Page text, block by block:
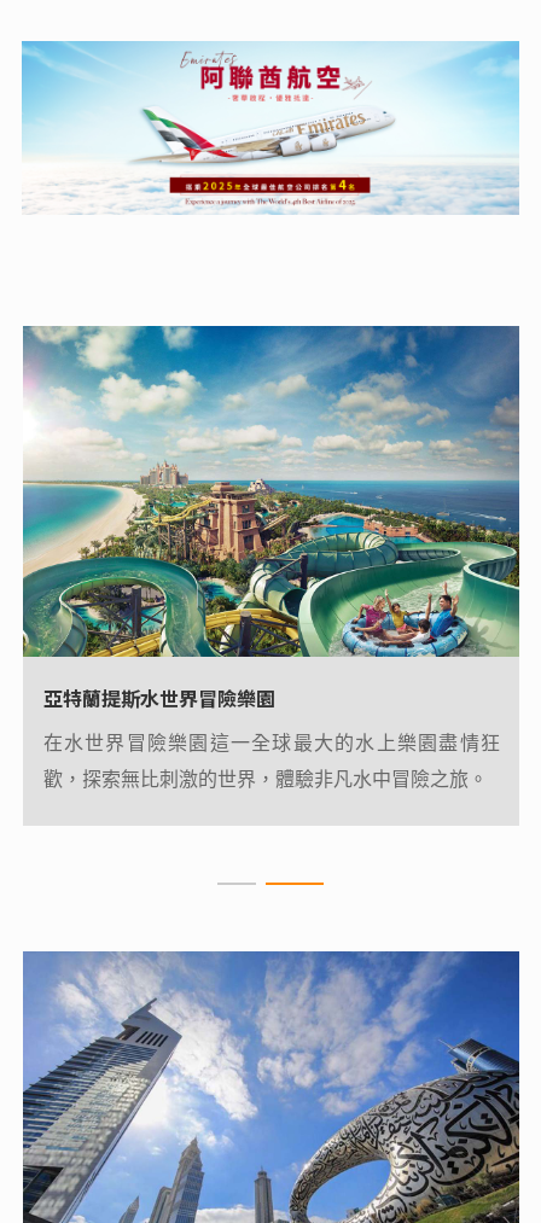
亞特蘭提斯水世界冒險樂園
在水世界冒險樂園這一全球最大的水上樂園盡情狂
歡，探索無比刺激的世界，體驗非凡水中冒險之旅。
皇家亞特蘭提斯
皇家亞特蘭提斯酒店（Atlantis The Royal），於2023年
1月在朱美拉棕櫚島（Palm Jumeirah）落成揭幕，作為